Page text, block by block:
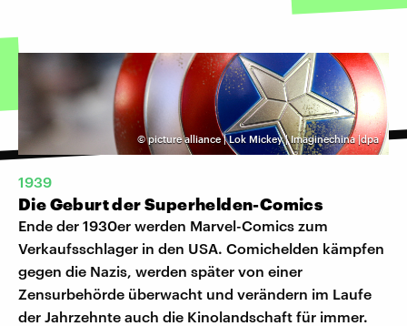
©picture alliance | Lok Mickey | Imaginechina |dpa
1939
Die Geburt der Superhelden-Comics
Ende der 1930er werden Marvel-Comics zum
Verkaufsschlager in den USA. Comichelden kämpfen
gegen die Nazis, werden später von einer
Zensurbehörde überwacht und verändern im Laufe
der Jahrzehnte auch die Kinolandschaft für immer.